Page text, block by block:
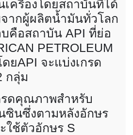
ครื่องโดยสถาบันที่ได้
ากผู้ผลิตน้ำมันทั่วโลก
คือสถาบัน API ที่ย่อ
PETROLEUM
ยAPI จะแบ่งเกรด
กลุ่ม
ดคุณภาพสำหรับ
ซินซึ่งตามหลังอักษร
ใช้ตัวอักษร S